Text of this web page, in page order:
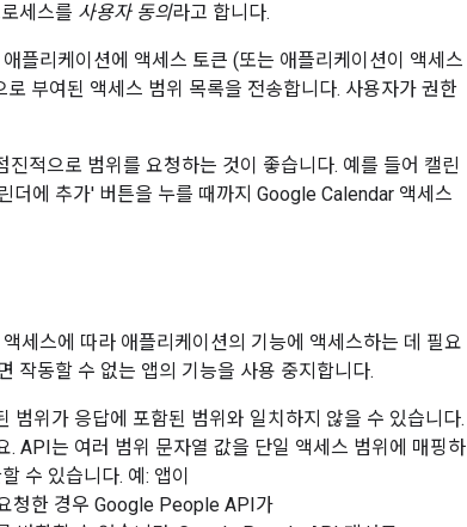
세스를 사용자 동의라고 합니다.
플리케이션에 액세스 토큰 (또는 애플리케이션이 액세스
부여된 액세스 범위 목록을 전송합니다. 사용자가 권한
적으로 범위를 요청하는 것이 좋습니다. 예를 들어 캘린
더에 추가' 버튼을 누를 때까지 Google Calendar 액세스
세스에 따라 애플리케이션의 기능에 액세스하는 데 필요
작동할 수 없는 앱의 기능을 사용 중지합니다.
범위가 응답에 포함된 범위와 일치하지 않을 수 있습니다.
API는 여러 범위 문자열 값을 단일 액세스 범위에 매핑하
수 있습니다. 예: 앱이
청한 경우 Google People API가